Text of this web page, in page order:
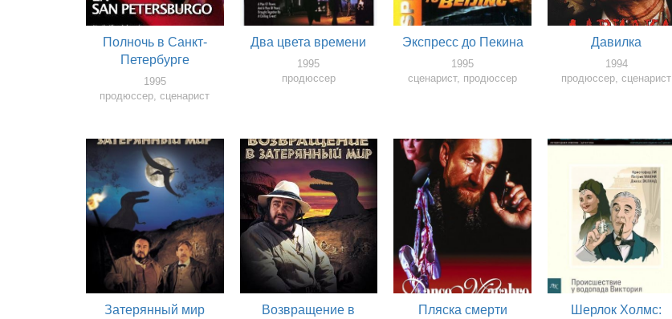
Полночь в Санкт-
Петербурге
1995
продюссер, сценарист
Два цвета времени
1995
продюссер
Экспресс до Пекина
1995
сценарист, продюссер
Давилка
1994
продюссер, сценарист
Затерянный мир
Возвращение в
Пляска смерти
Шерлок Холмс: